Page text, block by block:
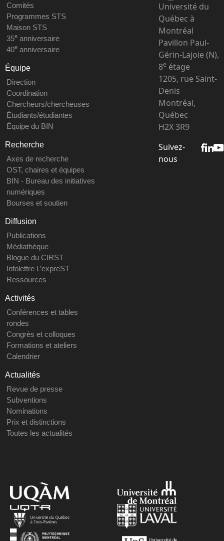
Comités
Programmes STS
Maison STS
35eanniversaire
40eanniversaire
Équipe
Direction
Coordination
Chercheurs/chercheuses
Étudiants/étudiantes
Équipe du BIN
Recherche
Axes de recherche
OST, chaires et équipes
BIN - Bureau des initiatives
numériques
Bourses et soutien
Diffusion
Publications
Médiathèque
Blogue du CIRST
Infolettre L’expreST
Ressources
Activités
Conférences et tables
rondes
Congrès et colloques
Formations et ateliers
Calendrier
Actualités
Revue de presse
Subventions
Nominations
Prix et distinctions
Toutes les actualités
Université du
Québec à
Montréal
Pavillon Paul-
Gérin-Lajoie (N),
8e étage
1205, rue Saint-
Denis
Montréal,
Québec
H2X 3R9
Suivez-
nous